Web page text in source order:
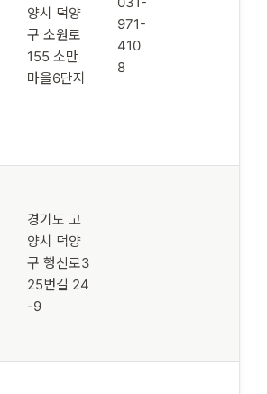
양시 덕양
구 소원로
155 소만
마을6단지
971-
410
8
경기도 고
양시 덕양
구 행신로3
25번길 24
-9